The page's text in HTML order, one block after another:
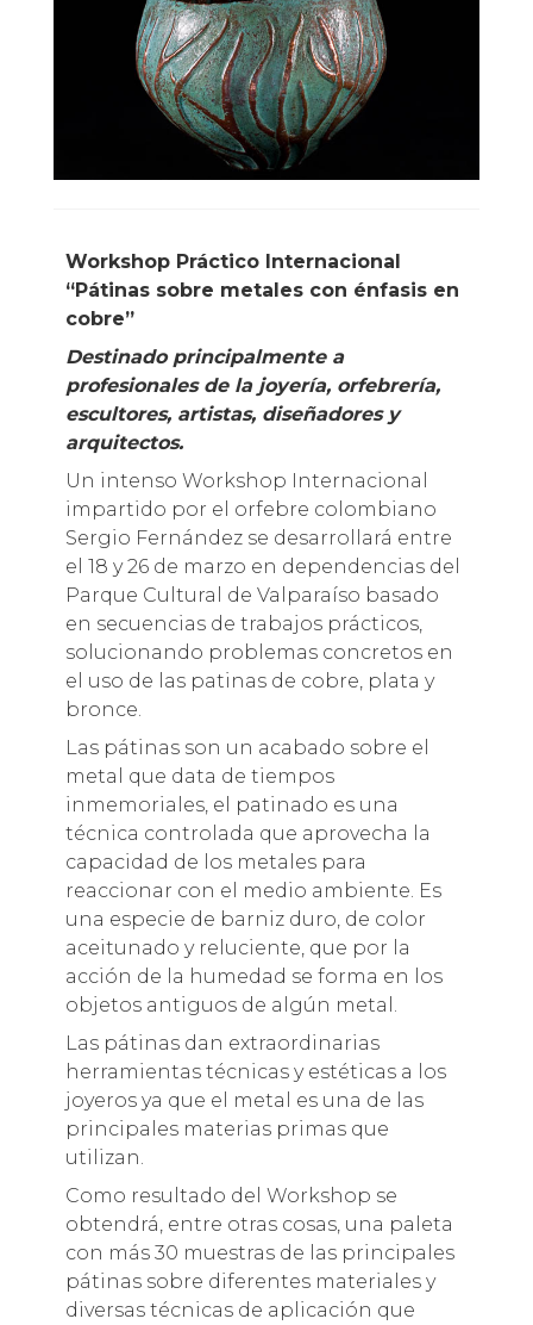
Workshop Práctico Internacional
“Pátinas sobre metales con énfasis en
cobre”
Destinado principalmente a
profesionales de la joyería, orfebrería,
escultores, artistas, diseñadores y
arquitectos.
Un intenso Workshop Internacional
impartido por el orfebre colombiano
Sergio Fernández se desarrollará entre
el 18 y 26 de marzo en dependencias del
Parque Cultural de Valparaíso basado
en secuencias de trabajos prácticos,
solucionando problemas concretos en
el uso de las patinas de cobre, plata y
bronce.
Las pátinas son un acabado sobre el
metal que data de tiempos
inmemoriales, el patinado es una
técnica controlada que aprovecha la
capacidad de los metales para
reaccionar con el medio ambiente. Es
una especie de barniz duro, de color
aceitunado y reluciente, que por la
acción de la humedad se forma en los
objetos antiguos de algún metal.
Las pátinas dan extraordinarias
herramientas técnicas y estéticas a los
joyeros ya que el metal es una de las
principales materias primas que
utilizan.
Como resultado del Workshop se
obtendrá, entre otras cosas, una paleta
con más 30 muestras de las principales
pátinas sobre diferentes materiales y
diversas técnicas de aplicación que